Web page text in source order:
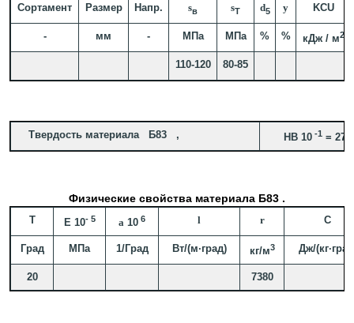
Сортамент Размер Напр. sв sT d5 y KCU
- мм - МПа МПа % % кДж / м2
110-120 80-85
Твердость материала Б83 , HB 10-1= 27
Физические свойства материала Б83 .
T E 10- 5 a 10 6 l r C
Град МПа 1/Град Вт/(м·град) кг/м3 Дж/
20 7380